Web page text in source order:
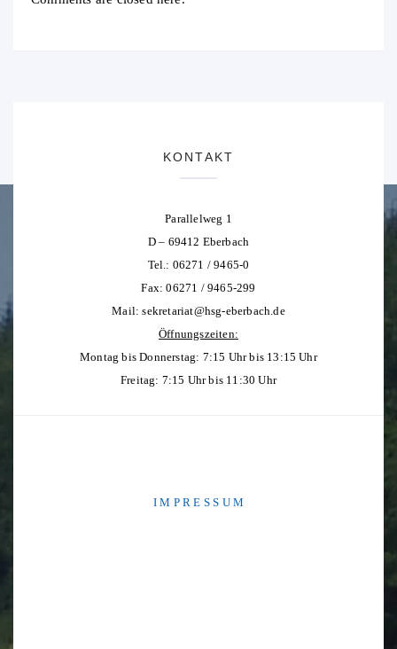
KONTAKT
Parallelweg 1
D – 69412 Eberbach
Tel.: 06271 / 9465-0
Fax: 06271 / 9465-299
Mail:sekretariat@hsg-eberbach.de
Öffnungszeiten:
Montag bis Donnerstag: 7:15 Uhr bis 13:15 Uhr
Freitag: 7:15 Uhr bis 11:30 Uhr
I M P R E S S U M